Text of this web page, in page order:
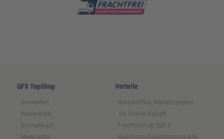
GFS TopShop
Anmelden
Warenkorb
Schnellkauf
Merkzettel
Vorteile
Bonus6Plus Rabattsystem
1% Online Rabatt
Frachtfrei ab 200 €
BestFarm Qualitätsprodukte